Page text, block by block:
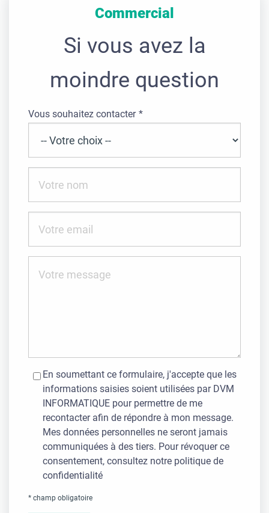
Commercial
Si vous avez la
moindre question
Vous souhaitez contacter
RGPDEn soumettant ce formulaire, j'accepte que les
informations saisies soient utilisées par DVM
INFORMATIQUE pour permettre de me
recontacter afin de répondre à mon message.
Mes données personnelles ne seront jamais
communiquées à des tiers. Pour révoquer ce
consentement, consultez notre politique de
confidentialité
* champ obligatoire